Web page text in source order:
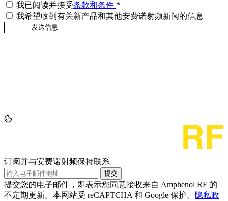
我已阅读并接受条款和条件 *
我希望收到有关新产品和其他安费诺射频新闻的信息
订阅并与安费诺射频保持联系
提交
提交您的电子邮件，即表示您同意接收来自 Amphenol RF 的
不定期更新。本网站受 reCAPTCHA 和 Google 保护。
隐私政